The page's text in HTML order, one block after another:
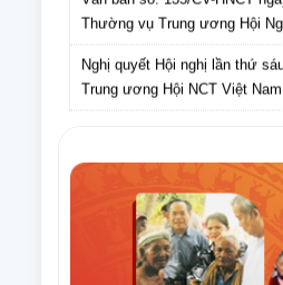
Thường vụ Trung ương Hội
Nam gửi Hội Người cao tuổi
ý kiến cán bộ, hội viên NCT
với dự thảo Văn kiện Đại hội
Trung ương Hội NCT Việt
2021 – 2026
2021 – 2026
Văn bản số 275/HNCT-VP
Thường vụ Trung ương Hội
tuyên truyền Ngày Quốc tế
hành động vì NCT Việt Nam
Điều lệ Giải Cờ tướng trung
thứ XI năm 2025